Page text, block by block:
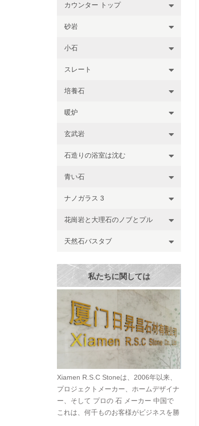
カウンター トップ
砂岩
小石
スレート
培養石
暖炉
玄武岩
石造りの浴室は沈む
青い石
ナノガラス 3
花崗岩と大理石のノブとプル
天然石バスタブ
私たちに関しては
Xiamen R.S.C Stoneは、2006年以来、
プロジェクトメーカー、ホームデザイナ
ー、そして プロの 石 メーカー 中国で
これは、何千ものお客様がビジネスを勝